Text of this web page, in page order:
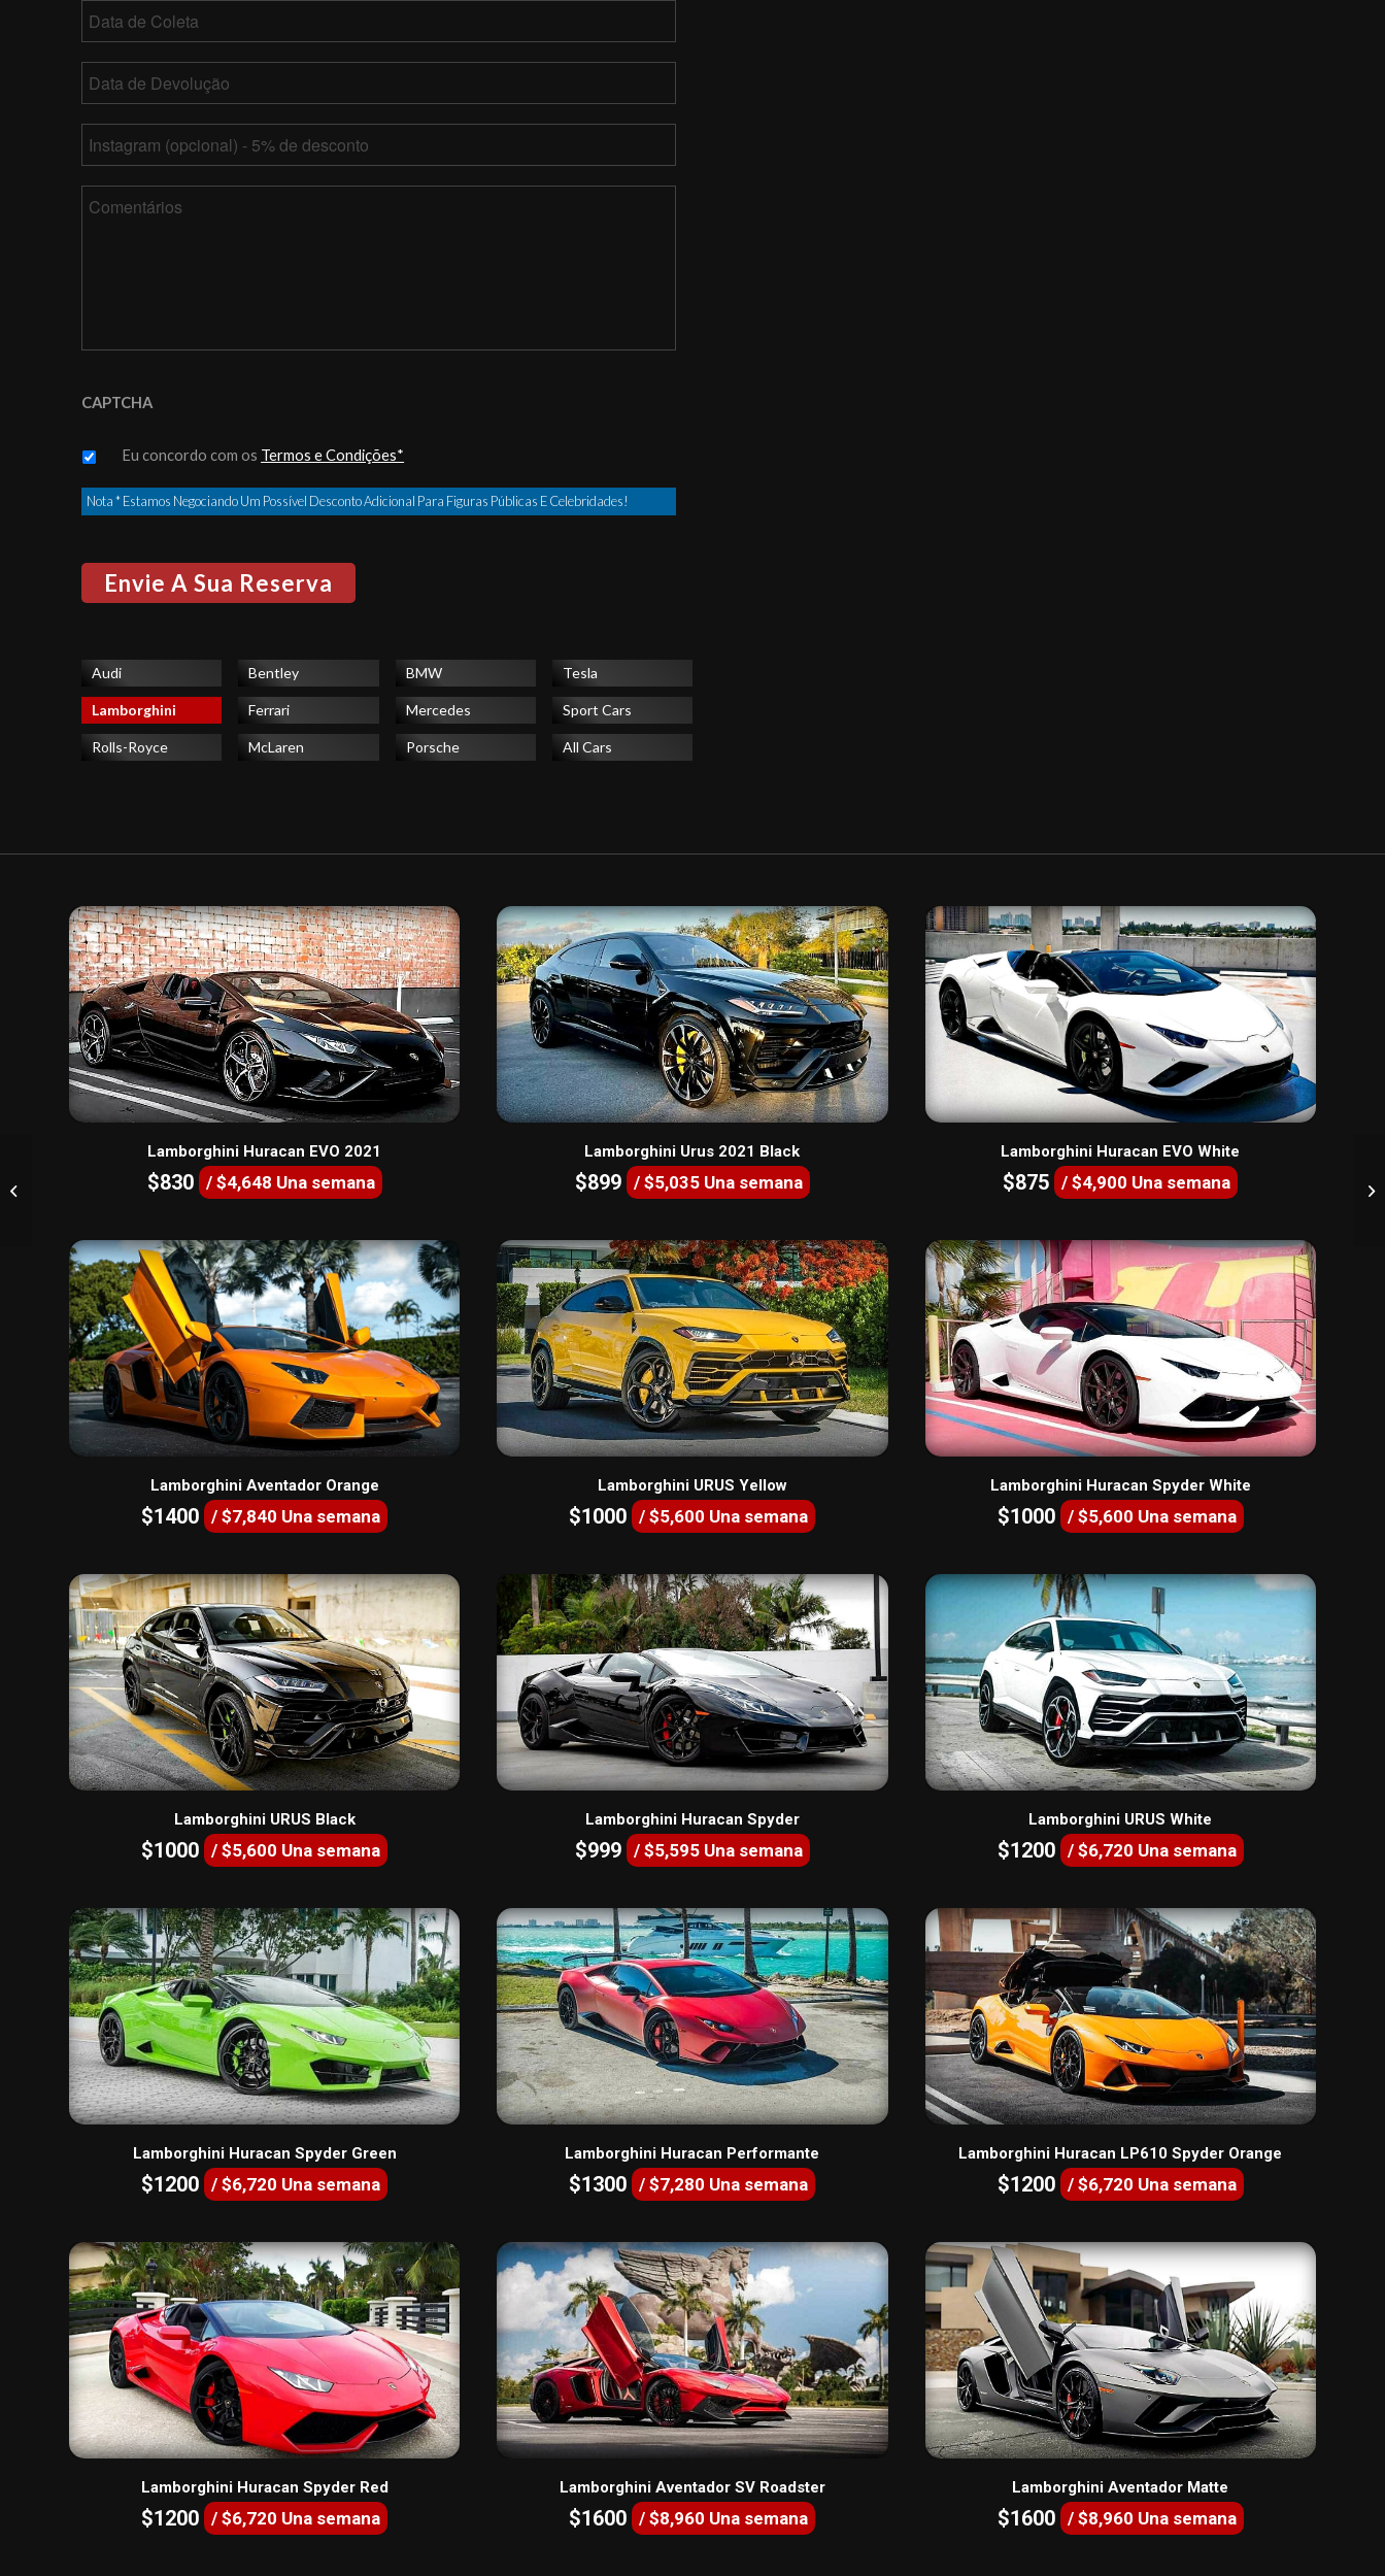
de
Coleta
barra
barra
YY
de
Devolução
barra
barra
YY
CAPTCHA
Untitled *
Eu concordo com os Termos e Condições*
Nota * Estamos Negociando Um Possível Desconto Adicional Para Figuras Públicas E Celebridades!
Audi
Lamborghini
Rolls-Royce
Bentley
Ferrari
McLaren
BMW
Mercedes
Porsche
Tesla
Sport Cars
All Cars
Lamborghini Huracan EVO 2021
$830 / $4,648 Una semana
Lamborghini Urus 2021 Black
$899 / $5,035 Una semana
Lamborghini Huracan EVO White
$875 / $4,900 Una semana
Lamborghini Aventador Orange
$1400 / $7,840 Una semana
Lamborghini URUS Yellow
$1000 / $5,600 Una semana
Lamborghini Huracan Spyder White
$1000 / $5,600 Una semana
Lamborghini URUS Black
$1000 / $5,600 Una semana
Lamborghini Huracan Spyder
$999 / $5,595 Una semana
Lamborghini URUS White
$1200 / $6,720 Una semana
Lamborghini Huracan Spyder Green
$1200 / $6,720 Una semana
Lamborghini Huracan Performante
$1300 / $7,280 Una semana
Lamborghini Huracan LP610 Spyder Orange
$1200 / $6,720 Una semana
Lamborghini Huracan Spyder Red
$1200 / $6,720 Una semana
Lamborghini Aventador SV Roadster
$1600 / $8,960 Una semana
Lamborghini Aventador Matte
$1600 / $8,960 Una semana
Rolls Royce Cullinan